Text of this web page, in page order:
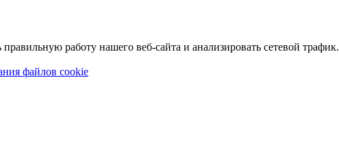
работу нашего веб-сайта и анализировать сетевой трафик.
файлов cookie